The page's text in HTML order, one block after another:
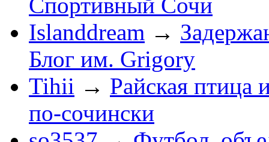
Islanddream →
Блог им. Grigory
Tihii → Райская птица
по-cочински